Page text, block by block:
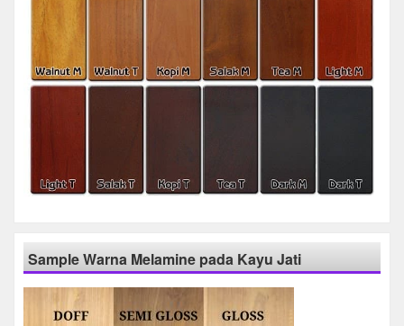
Sample Warna Melamine pada Kayu Jati